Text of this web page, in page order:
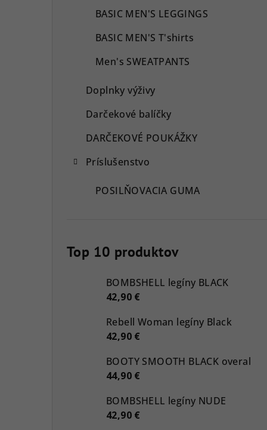
BASIC MEN'S LEGGINGS
BASIC MEN'S T'shirts
Men's SWEATPANTS
Doplnky výživy
Darčekové balíčky
DARČEKOVÉ POUKÁŽKY
Príslušenstvo
POSILŇOVACIA GUMA
Top 10 produktov
BOMBSHELL legíny BLACK
42,90 €
Rebell Woman legíny Black
42,90 €
BOOTY SMOOTH BLACK overal
44,90 €
BOMBSHELL legíny NUDE
42,90 €